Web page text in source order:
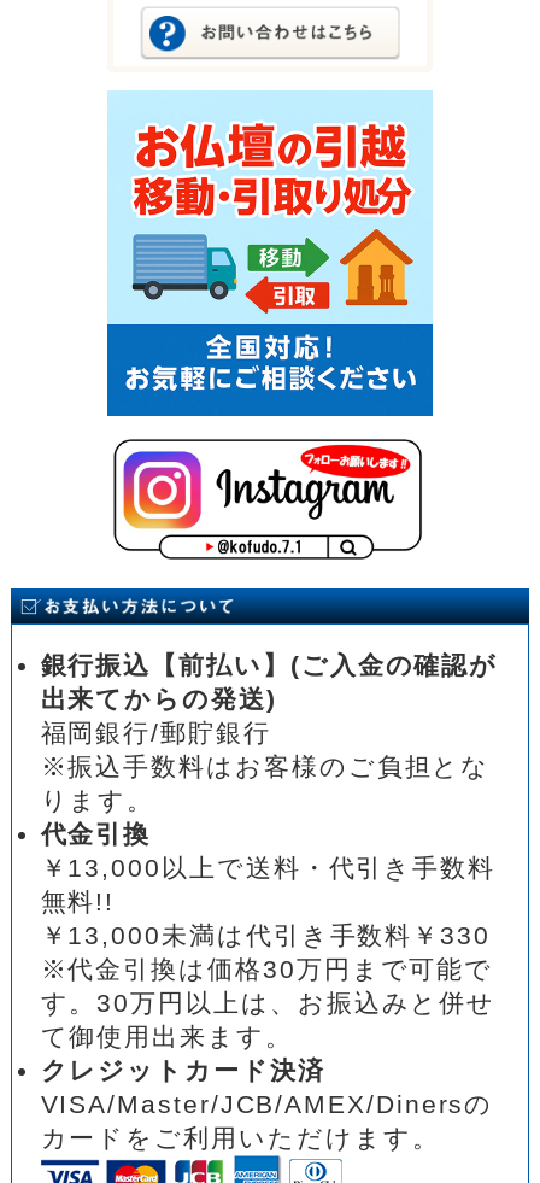
銀行振込【前払い】(ご入金の確認が
出来てからの発送)
福岡銀行/郵貯銀行
※振込手数料はお客様のご負担とな
ります。
代金引換
￥13,000以上で送料・代引き手数料
無料!!
￥13,000未満は代引き手数料￥330
※代金引換は価格30万円まで可能で
す。30万円以上は、お振込みと併せ
て御使用出来ます。
クレジットカード決済
VISA/Master/JCB/AMEX/Dinersの
カードをご利用いただけます。